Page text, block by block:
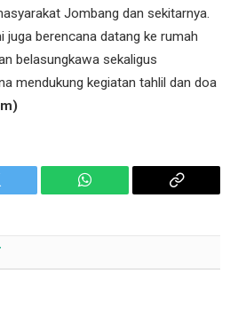
Jombang dan sekitarnya.
juga berencana datang ke rumah
belasungkawa sekaligus
mendukung kegiatan tahlil dan doa
WhatsApp
Copy